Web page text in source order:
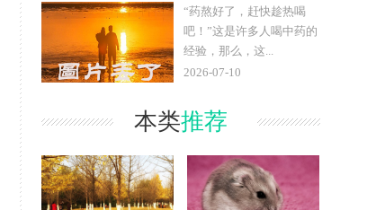
“药熬好了，赶快趁热喝
吧！”这是许多人喝中药的
经验，那么，这...
2026-07-10
本类推荐